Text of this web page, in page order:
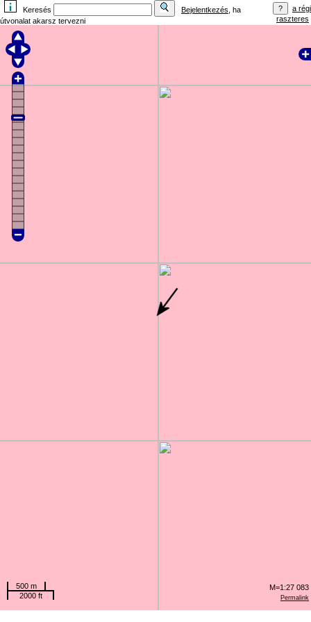
Keresés Bejelentkezés , ha
útvonalat akarsz tervezni
a régi
raszteres
Permalink
500 m
2000 ft
M=1:27 083